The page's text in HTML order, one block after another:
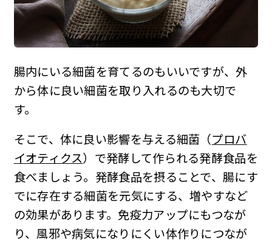
腸内にいる細菌を育てるのもいいですが、外
から体に良い細菌を取り入れるのも大切で
す。
そこで、体に良い影響を与える細菌（プロバ
イオティクス）で発酵して作られる発酵食品を
食べましょう。発酵食品を摂ることで、腸にす
でに存在する細菌を元気にする、増やすなど
の効果があります。免疫力アップにもつなが
り、風邪や病気になりにくい体作りにつなが